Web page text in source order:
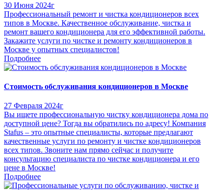
30 Июня 2024г
Профессиональный ремонт и чистка кондиционеров всех
типов в Москве. Качественное обслуживание, чистка и
ремонт вашего кондиционера для его эффективной работы.
Закажите услуги по чистке и ремонту кондиционеров в
Москве у опытных специалистов!
Подробнее
Стоимость обслуживания кондиционеров в Москве
27 Февраля 2024г
Вы ищете профессиональную чистку кондиционера дома по
доступной цене? Тогда вы обратились по адресу! Компания
Stafus – это опытные специалисты, которые предлагают
качественные услуги по ремонту и чистке кондиционеров
всех типов. Звоните нам прямо сейчас и получите
консультацию специалиста по чистке кондиционера и его
цене в Москве!
Подробнее